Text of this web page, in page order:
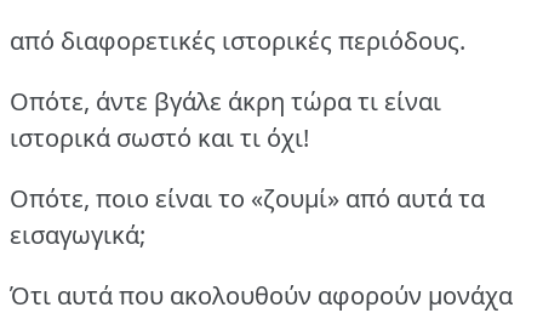
από διαφορετικές ιστορικές περιόδους.
Οπότε, άντε βγάλε άκρη τώρα τι είναι
ιστορικά σωστό και τι όχι!
Οπότε, ποιο είναι το «ζουμί» από αυτά τα
εισαγωγικά;
Ότι αυτά που ακολουθούν αφορούν μονάχα